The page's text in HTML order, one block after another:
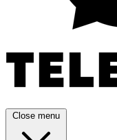
Close menu